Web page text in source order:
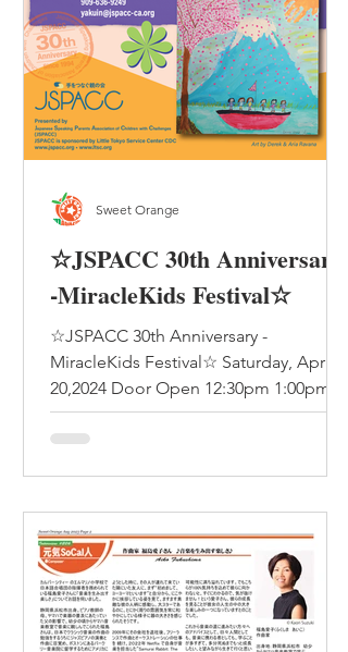
☆JSPACC 30th Anniversary
-MiracleKids Festival☆
☆JSPACC 30th Anniversary -
MiracleKids Festival☆ Saturday, April
20,2024 Door Open 12:30pm 1:00pm to
4:00pm Wintersburg Presbyterian...
Sweet Orange